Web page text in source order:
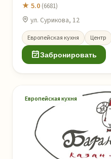
★ 5.0 (6681)
ул. Сурикова, 12
Европейская кухня Центр
Забронировать
Европейская кухня